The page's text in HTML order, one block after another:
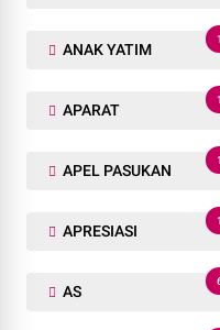
ANAK YATIM
1
APARAT
1
APEL PASUKAN
1
APRESIASI
1
AS